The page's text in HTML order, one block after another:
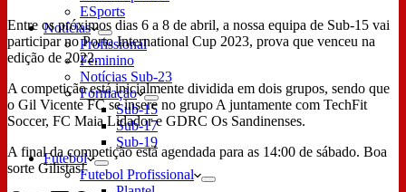
ESports
Notícias
Profissional
Feminino
Notícias Sub-23
Formação
Sub-15
Sub-17
Sub-19
Futebol
Futebol Profissional
Entre os próximos dias 6 a 8 de abril, a nossa equipa de Sub-15 vai
participar no Porto International Cup 2023, prova que venceu na
edição de 2022.
A competição está inicialmente dividida em dois grupos, sendo que
o Gil Vicente FC se insere no grupo A juntamente com TechFit
Soccer, FC Maia Lidador e GDRC Os Sandinenses.
A final da competição está agendada para as 14:00 de sábado. Boa
sorte Gilistas!